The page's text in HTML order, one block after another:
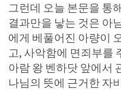
그런데 오늘 본문을 통
결과만을 낳는 것은 아
에게 베풀어진 아량이
고, 사악함에 면죄부를
아람 왕 벤하닷 앞에서
나님의 뜻에 근거한 자